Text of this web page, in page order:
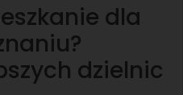
dla
dzielnic